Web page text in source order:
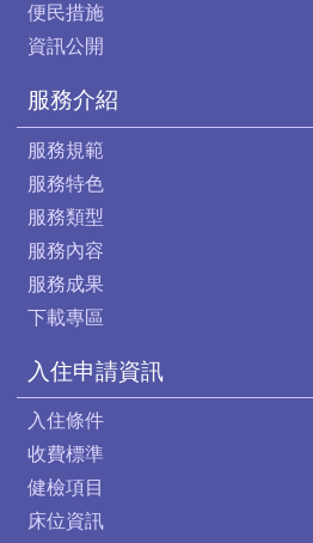
便民措施
資訊公開
服務介紹
服務規範
服務特色
服務類型
服務內容
服務成果
下載專區
入住申請資訊
入住條件
收費標準
健檢項目
床位資訊